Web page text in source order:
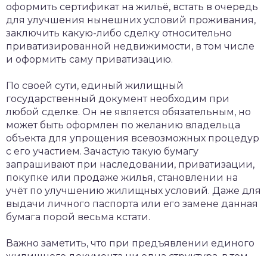
оформить сертификат на жильё, встать в очередь
для улучшения нынешних условий проживания,
заключить какую-либо сделку относительно
приватизированной недвижимости, в том числе
и оформить саму приватизацию.
По своей сути, единый жилищный
государственный документ необходим при
любой сделке. Он не является обязательным, но
может быть оформлен по желанию владельца
объекта для упрощения всевозможных процедур
с его участием. Зачастую такую бумагу
запрашивают при наследовании, приватизации,
покупке или продаже жилья, становлении на
учёт по улучшению жилищных условий. Даже для
выдачи личного паспорта или его замене данная
бумага порой весьма кстати.
Важно заметить, что при предъявлении единого